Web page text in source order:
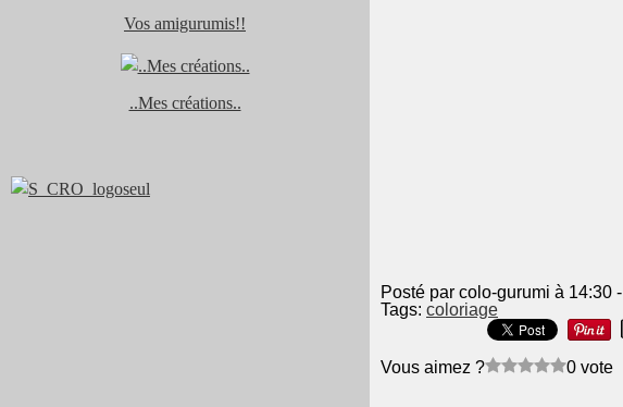
Vos amigurumis!!
..Mes créations..
Posté par colo-gurumi à 14:30 -
Tags: coloriage
Vous aimez ? 0 vote